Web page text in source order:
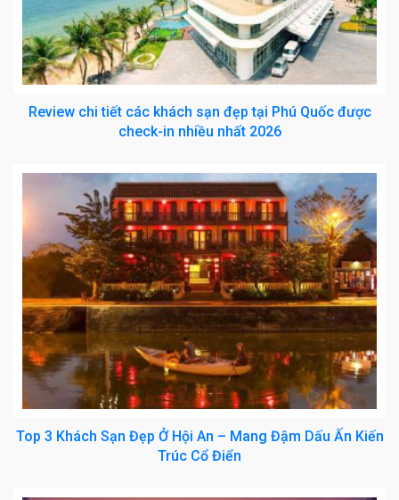
Review chi tiết các khách sạn đẹp tại Phú Quốc được
check-in nhiều nhất 2026
Top 3 Khách Sạn Đẹp Ở Hội An – Mang Đậm Dấu Ấn Kiến
Trúc Cổ Điển